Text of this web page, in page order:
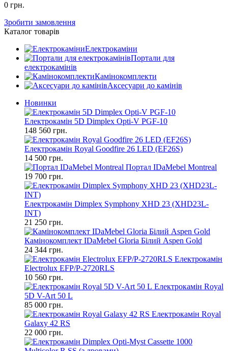
0 грн.
Зробити замовлення
Каталог товарів
Електрокаміни
Портали для
електрокамінів
Камінокомплекти
Аксесуари до камінів
Новинки
Електрокамін 5D Dimplex Opti-V PGF-10
148 560 грн.
Електрокамін Royal Goodfire 26 LED (EF26S)
14 500 грн.
Портал IDaMebel Montreal
19 700 грн.
Електрокамін Dimplex Symphony XHD 23 (XHD23L-
INT)
21 250 грн.
Камінокомплект IDaMebel Gloria Білий Aspen Gold
24 344 грн.
Електрокамін
Electrolux EFP/P-2720RLS
10 560 грн.
Електрокамін Royal
5D V-Art 50 L
85 000 грн.
Електрокамін Royal
Galaxy 42 RS
22 000 грн.